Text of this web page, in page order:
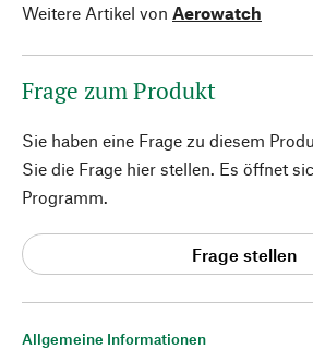
Allgemeine Informationen
Weitere Artikel von Aerowatch
Frage zum Produkt
Sie haben eine Frage zu diesem
Sie die Frage hier stellen. Es öffnet
Programm.
Frage stellen